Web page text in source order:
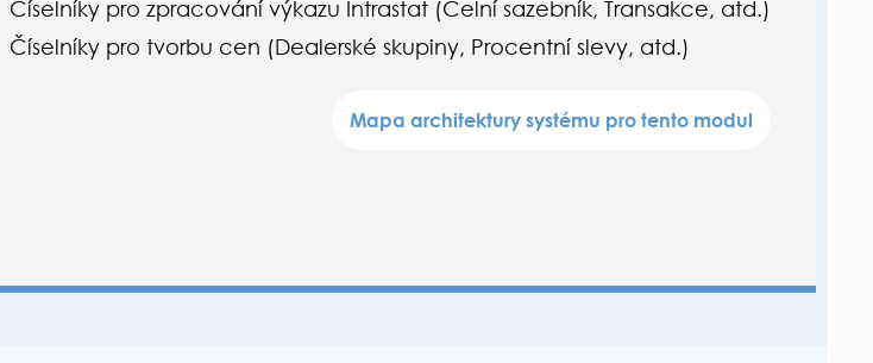
Číselníky pro zpracování výkazu Intrastat (Celní sazebník, Transakce, atd.)
Číselníky pro tvorbu cen (Dealerské skupiny, Procentní slevy, atd.)
Mapa architektury systému pro tento modul